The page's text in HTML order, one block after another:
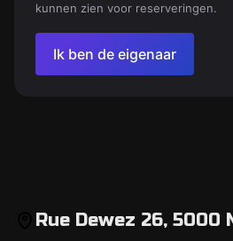
kunnen zien voor reserveringen.
Ik ben de eigenaar
Rue Dewez 26, 5000